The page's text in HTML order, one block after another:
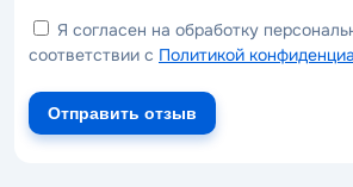
Я согласен на обработку
соответствии с Политикой
Отправить отзыв